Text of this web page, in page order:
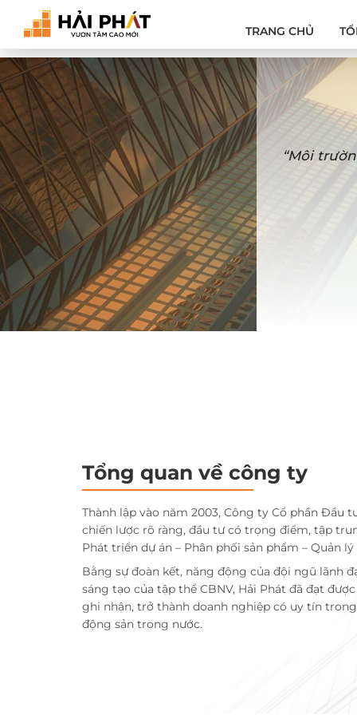
TRANG CHỦ
“Môi
Tổng quan về công ty
Thành lập vào năm 2003, Công ty Cổ phần Đầu
chiến lược rõ ràng, đầu tư có trọng điểm, tập
Phát triển dự án – Phân phối sản phẩm – Quản
Bằng sự đoàn kết, năng động của đội ngũ lãnh
sáng tạo của tập thể CBNV, Hải Phát đã đạt
ghi nhận, trở thành doanh nghiệp có uy tín
động sản trong nước.